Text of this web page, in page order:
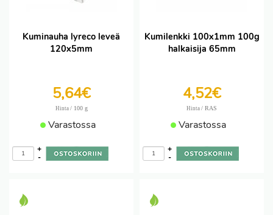
Kuminauha lyreco leveä
120x5mm
5,64€
Hinta / 100 g
Varastossa
-
+
Kumilenkki 100x1mm 100g
halkaisija 65mm
4,52€
Hinta / RAS
Varastossa
-
+